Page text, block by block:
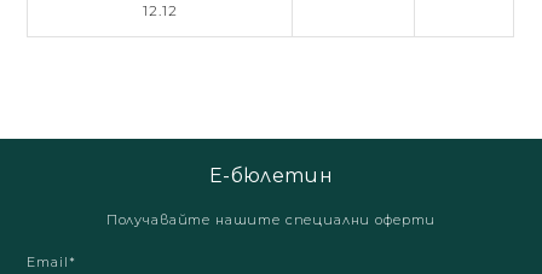
12.12
Е-бюлетин
Получавайте нашите специални оферти
Email*